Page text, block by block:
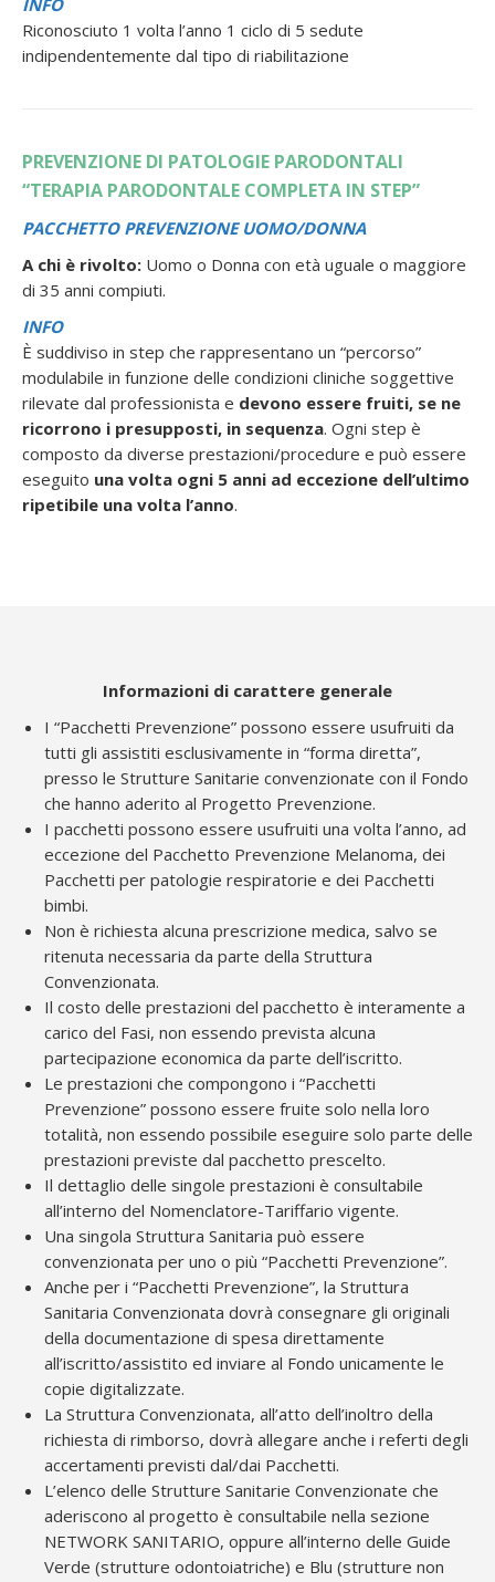
INFO
Riconosciuto 1 volta l’anno 1 ciclo di 5 sedute
indipendentemente dal tipo di riabilitazione
PREVENZIONE DI PATOLOGIE PARODONTALI
“TERAPIA PARODONTALE COMPLETA IN STEP”
PACCHETTO PREVENZIONE UOMO/DONNA
A chi è rivolto: Uomo o Donna con età uguale o maggiore
di 35 anni compiuti.
INFO
È suddiviso in step che rappresentano un “percorso”
modulabile in funzione delle condizioni cliniche soggettive
rilevate dal professionista e devono essere fruiti, se ne
ricorrono i presupposti, in sequenza. Ogni step è
composto da diverse prestazioni/procedure e può essere
eseguito una volta ogni 5 anni ad eccezione dell’ultimo
ripetibile una volta l’anno.
Informazioni di carattere generale
I “Pacchetti Prevenzione” possono essere usufruiti da
tutti gli assistiti esclusivamente in “forma diretta”,
presso le Strutture Sanitarie convenzionate con il Fondo
che hanno aderito al Progetto Prevenzione.
I pacchetti possono essere usufruiti una volta l’anno, ad
eccezione del Pacchetto Prevenzione Melanoma, dei
Pacchetti per patologie respiratorie e dei Pacchetti
bimbi.
Non è richiesta alcuna prescrizione medica, salvo se
ritenuta necessaria da parte della Struttura
Convenzionata.
Il costo delle prestazioni del pacchetto è interamente a
carico del Fasi, non essendo prevista alcuna
partecipazione economica da parte dell’iscritto.
Le prestazioni che compongono i “Pacchetti
Prevenzione” possono essere fruite solo nella loro
totalità, non essendo possibile eseguire solo parte delle
prestazioni previste dal pacchetto prescelto.
Il dettaglio delle singole prestazioni è consultabile
all’interno del Nomenclatore-Tariffario vigente.
Una singola Struttura Sanitaria può essere
convenzionata per uno o più “Pacchetti Prevenzione”.
Anche per i “Pacchetti Prevenzione”, la Struttura
Sanitaria Convenzionata dovrà consegnare gli originali
della documentazione di spesa direttamente
all’iscritto/assistito ed inviare al Fondo unicamente le
copie digitalizzate.
La Struttura Convenzionata, all’atto dell’inoltro della
richiesta di rimborso, dovrà allegare anche i referti degli
accertamenti previsti dal/dai Pacchetti.
L’elenco delle Strutture Sanitarie Convenzionate che
aderiscono al progetto è consultabile nella sezione
NETWORK SANITARIO, oppure all’interno delle Guide
Verde (strutture odontoiatriche) e Blu (strutture non